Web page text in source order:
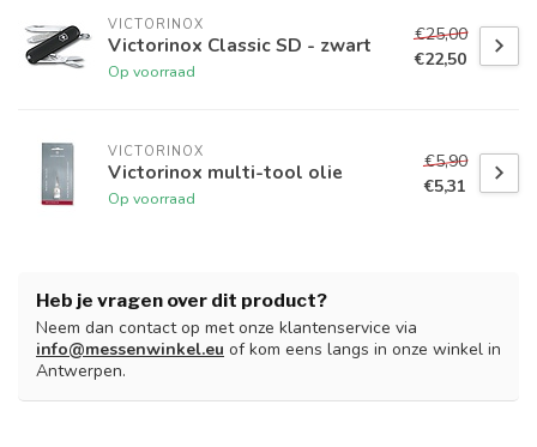
VICTORINOX
Victorinox Classic SD - zwart
Op voorraad
€25,00
€22,50
VICTORINOX
Victorinox multi-tool olie
Op voorraad
€5,90
€5,31
Heb je vragen over dit product?
Neem dan contact op met onze klantenservice via
info@messenwinkel.eu of kom eens langs in onze winkel in
Antwerpen.